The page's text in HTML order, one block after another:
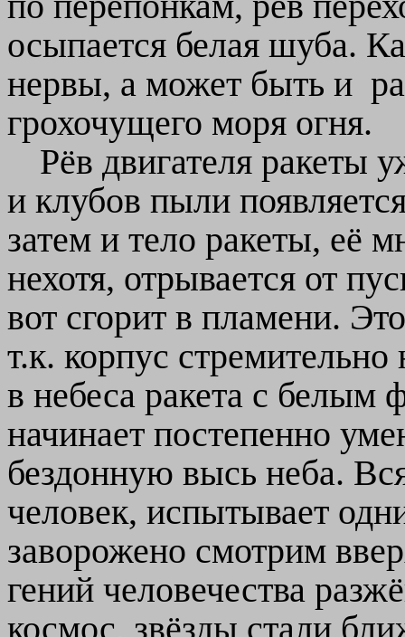
осыпается белая шуба.
нервы, а может быть и
грохочущего моря огня.
Рёв двигателя ракеты
и клубов пыли
затем и тело ракеты, её
нехотя, отрывается от
вот сгорит в пламени.
т.к. корпус
в небеса ракета с белым
начинает постепенно
бездонную высь неба.
человек, испытывает
заворожено смотрим
гений человечества
космос, звёзды стали